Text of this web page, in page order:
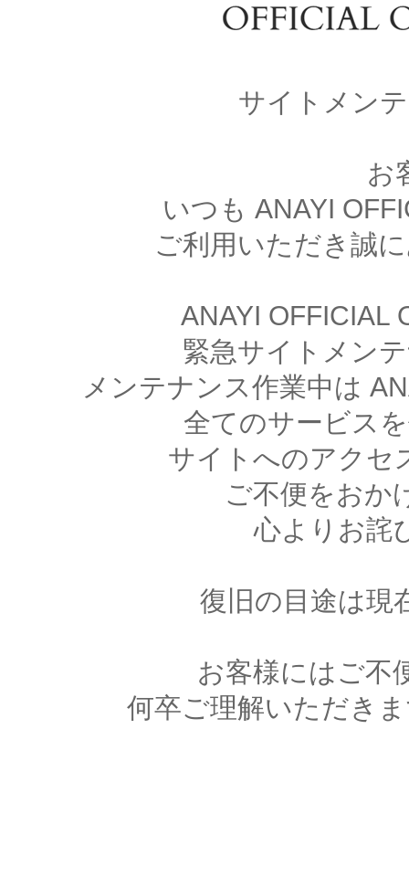
サイトメン
お
いつも ANAYI
ご利用いただき誠
ANAYI OFFICIAL
緊急サイトメン
メンテナンス作業中は
全てのサービス
サイトへのアクセ
ご不便をおか
心よりお詫
復旧の目途は現
お客様にはご不
何卒ご理解いただき